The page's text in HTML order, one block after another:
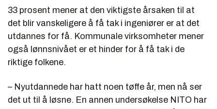
33 prosent mener at den viktigste årsaken til at
det blir vanskeligere å få tak i ingeniører er at det
utdannes for få. Kommunale virksomheter mener
også lønnsnivået er et hinder for å få tak i de
riktige folkene.
– Nyutdannede har hatt noen tøffe år, men nå ser
det ut til å løsne. En annen undersøkelse NITO har